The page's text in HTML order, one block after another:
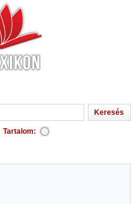
Tartalom: